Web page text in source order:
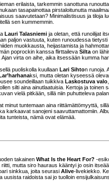
erilaista, tarkemmin sanottuna runoutta.
tasapainottaa pirstaloitunutta
saavutetaan? Minimalistisuus ja tiloja
sen kummemmin.
Lauri Talasniemi ja oletan, että runoilijat
paljon vastuuta, kuten runoudessa
muokkausta, heijastamista ja
poprockin kanssa flirttaileva Silta on
Ajan virta on aihe, aika itsessään kumma
puoliskolla kuullaan Lari Sihton runoja.
ksi, mutta oletan kyseessä
soundeillaan tuikkiva Laskostuva valo
, ollen silti aina ainutlaatuisia. Kertoja ja toinen
vielä pitkään, sillä niin puhutteleva
minut tuntemaan aina riittämättömyyttä,
karkaavat sanojeni saavuttamattomiin.
tunteista, nämä ovat elämää.
takainen What Is the Heart For? -
mutta siro hauraus kääntyi jo osin
sinkkua, joita seurasi Alive-livekiekko.
raidoista sai jo tuolloin